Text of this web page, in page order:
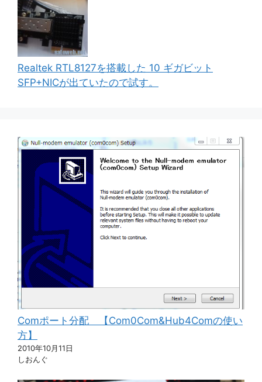
Realtek RTL8127を搭載した 10 ギガビット
SFP+NICが出ていたので試す。
Comポート分配 【Com0Com&Hub4Comの使い
方】
2010年10月11日
しおんぐ